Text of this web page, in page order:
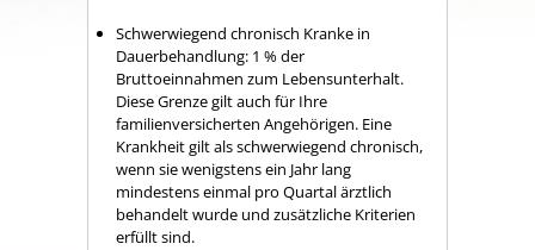
Schwerwiegend chronisch Kranke in
Dauerbehandlung: 1 % der
Bruttoeinnahmen zum Lebensunterhalt.
Diese Grenze gilt auch für Ihre
familienversicherten Angehörigen. Eine
Krankheit gilt als schwerwiegend chronisch,
wenn sie wenigstens ein Jahr lang
mindestens einmal pro Quartal ärztlich
behandelt wurde und zusätzliche Kriterien
erfüllt sind.